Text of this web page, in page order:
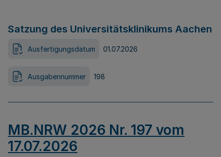
Satzung des Universitätsklinikums Aachen
Ausfertigungsdatum 01.07.2026
Ausgabennummer 198
MB.NRW 2026 Nr. 197 vom
17.07.2026